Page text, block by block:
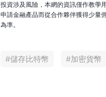
投資涉及風險，本網的資訊僅作教學
申請金融產品而從合作夥伴獲得少量
為準。
#儲存比特幣 #加密貨幣